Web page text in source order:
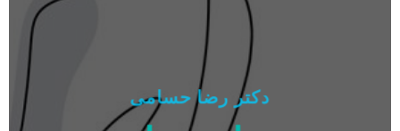
دکتر رضا حسامی